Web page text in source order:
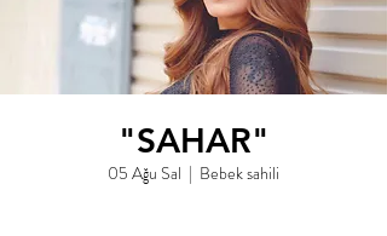
"SAHAR"
05 Ağu Sal
  |
Bebek sahili